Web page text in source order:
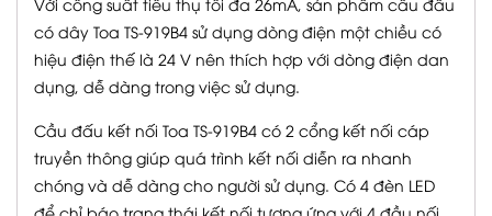
có dây Toa TS-919B4 sử dụng dòng điện một chiều có
hiệu điện thế là 24 V nên thích hợp với dòng điện dan
dụng, dễ dàng trong việc sử dụng.
Cầu đấu kết nối Toa TS-919B4 có 2 cổng kết nối cáp
truyền thông giúp quá trình kết nối diễn ra nhanh
chóng và dễ dàng cho người sử dụng. Có 4 đèn LED